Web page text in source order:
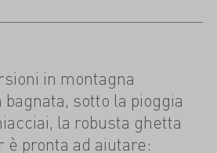
in montagna
sotto la pioggia
la robusta ghetta
è pronta ad aiutare: